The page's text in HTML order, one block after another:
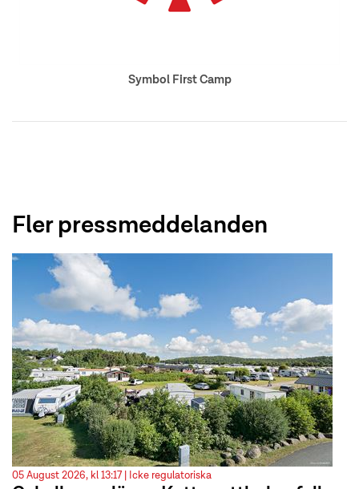
Symbol First Camp
Fler pressmeddelanden
05 August 2026, kl 13:17 | Icke regulatoriska